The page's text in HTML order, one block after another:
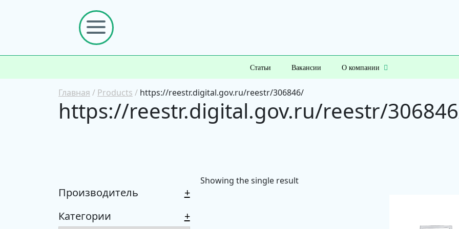
Статьи Вакансии О компании
Главная / Products / https://reestr.digital.gov.ru/reestr/306846/
https://reestr.digital.gov.ru/reestr/
Производитель
+
Категории
+
Showing the single result